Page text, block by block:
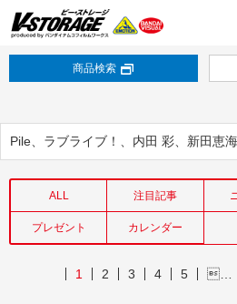
商品検索
Pile、ラブライブ！、内田 彩、新田恵
ALL 注目記事
プレゼント カレンダー
1 2 3 4 5 …